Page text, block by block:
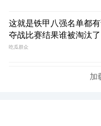
这就是铁甲八强名单都
夺战比赛结果谁被淘汰了
吃瓜群众
加